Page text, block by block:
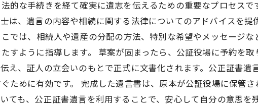
的な手続きを経て確実に遺志を伝えるための重要なプロセス
は、遺言の内容や相続に関する法律についてのアドバイスを
では、相続人や遺産の分配の方法、特別な希望やメッセージ
すように指導します。 草案が固まったら、公証役場に予約を
え、証人の立会いのもとで正式に文書化されます。公正証書遺
ために有効です。 完成した遺言書は、原本が公証役場に保管
ても、公正証書遺言を利用することで、安心して自分の意思を